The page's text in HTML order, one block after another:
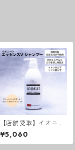
【店舗受取】イオニー
ト エッセンスVシャ
ンプー
¥5,060